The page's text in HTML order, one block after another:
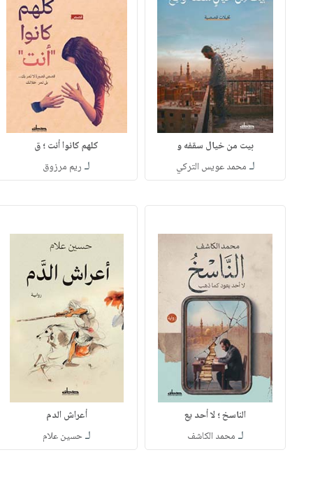
بيت من خيال سقفه و
لـ محمد عويس التركي
كلهم كانوا أنت ؛ ق
لـ ريم مرزوق
الناسخ ؛ لا أحد يع
لـ محمد الكاشف
أعراش الدم
لـحسين علام